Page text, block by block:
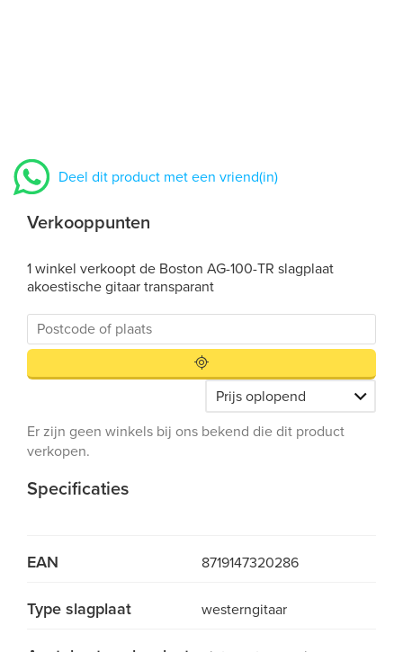
Deel dit product met een vriend(in)
Verkooppunten
1 winkel verkoopt de Boston AG-100-TR slagplaat
akoestische gitaar transparant
Er zijn geen winkels bij ons bekend die dit product
verkopen.
Specificaties
EAN 8719147320286
Type slagplaat westerngitaar